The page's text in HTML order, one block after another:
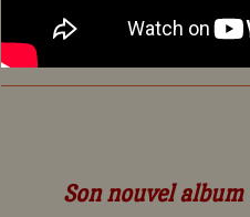
Son nouvel album